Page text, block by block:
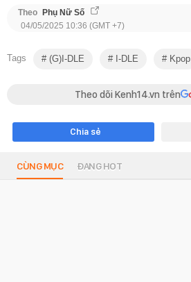
Theo Phụ Nữ Số
04/05/2025 10:36 (GMT +7)
Tags (G)I-DLE I-DLE Kpop
Theo dõi Kenh14.vn trên
Chia sẻ
CÙNG MỤC ĐANG HOT